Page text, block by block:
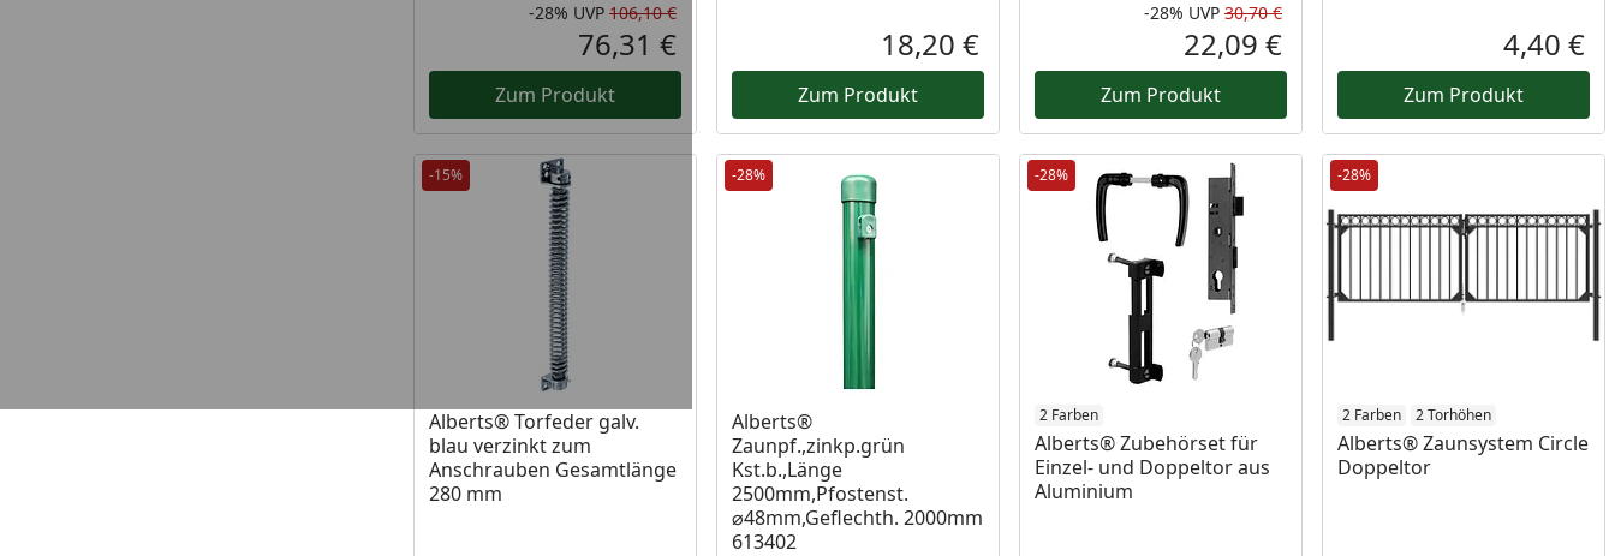
Rabatt in Prozent
-28%
Ursprünglicher Preis
UVP 106,10 €
Aktueller Preis
76,31 €
Zum Produkt
Aktueller Preis
18,20 €
Zum Produkt
Rabatt in Prozent
-28%
Ursprünglicher Preis
UVP 30,70 €
Aktueller Preis
22,09 €
Zum Produkt
4,40 €
Zum Produkt
-15%
Alberts® Torfeder galv.
blau verzinkt zum
Anschrauben Gesamtlänge
280 mm
-28%
Alberts®
Zaunpf.,zinkp.grün
Kst.b.,Länge
2500mm,Pfostenst.
⌀48mm,Geflechth. 2000mm
613402
-28%
2 Farben
Alberts® Zubehörset für
Einzel- und Doppeltor aus
Aluminium
-28%
2 Farben 2 Torhöhen
Alberts® Zaunsystem Circle
Doppeltor